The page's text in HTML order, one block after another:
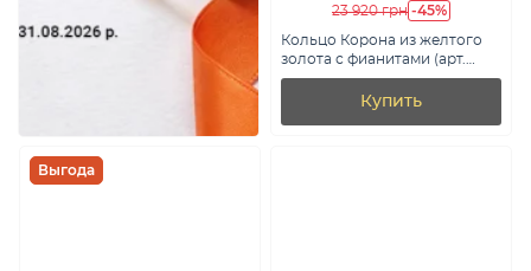
23 920 грн -45%
Кольцо Корона из желтого
золота с фианитами (арт.
140691ж)
Купить
Выгода